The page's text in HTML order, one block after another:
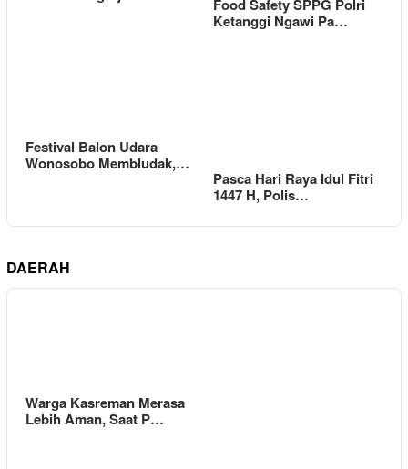
Food Safety SPPG Polri
Ketanggi Ngawi Pa…
Festival Balon Udara
Wonosobo Membludak,…
Pasca Hari Raya Idul Fitri
1447 H, Polis…
DAERAH
Warga Kasreman Merasa
Lebih Aman, Saat P…